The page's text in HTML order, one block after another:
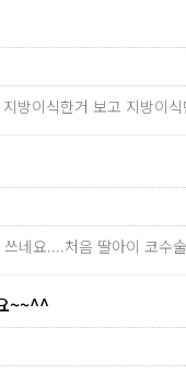
방이식한거 보고 지방
네요....처음 딸아이 코
~~^^